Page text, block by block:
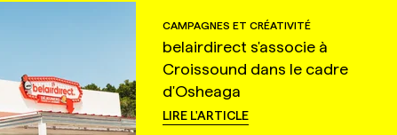
CAMPAGNES ET CRÉATIVITÉ
belairdirect s'associe à
Croissound dans le cadre
d'Osheaga
LIRE L'ARTICLE